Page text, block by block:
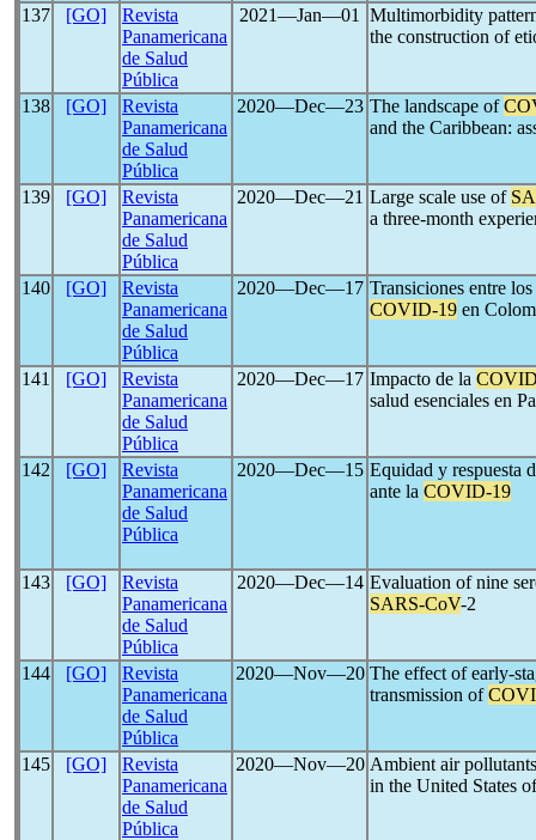
137 [GO]
Revista
Panamericana
de Salud
Pública
2021―Jan―01
Multimorbidity
the construction of
138 [GO]
Revista
Panamericana
de Salud
Pública
2020―Dec―23 The landscape of
and the Caribbean:
139 [GO]
Revista
Panamericana
de Salud
Pública
2020―Dec―21 Large scale use of
a three-month
140 [GO]
Revista
Panamericana
de Salud
Pública
2020―Dec―17 Transiciones entre
COVID-19 en
141 [GO]
Revista
Panamericana
de Salud
Pública
2020―Dec―17 Impacto de la
salud esenciales en
142 [GO]
Revista
Panamericana
de Salud
Pública
2020―Dec―15 Equidad y respuesta
ante la COVID-19
143 [GO]
Revista
Panamericana
de Salud
Pública
2020―Dec―14 Evaluation of nine
SARS-CoV-2
144 [GO]
Revista
Panamericana
de Salud
Pública
2020―Nov―20 The effect of early-
transmission of
145 [GO]
Revista
Panamericana
de Salud
Pública
2020―Nov―20 Ambient air
in the United States